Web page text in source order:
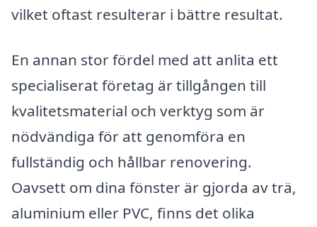
vilket oftast resulterar i bättre resultat.
En annan stor fördel med att anlita ett
specialiserat företag är tillgången till
kvalitetsmaterial och verktyg som är
nödvändiga för att genomföra en
fullständig och hållbar renovering.
Oavsett om dina fönster är gjorda av trä,
aluminium eller PVC, finns det olika